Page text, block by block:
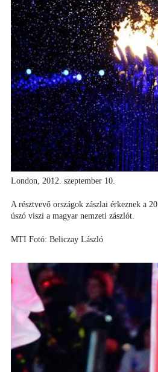
London, 2012. szeptember 10.
A résztvevő országok zászlai érkeznek a
úszó viszi a magyar nemzeti zászlót.
MTI Fotó: Beliczay László